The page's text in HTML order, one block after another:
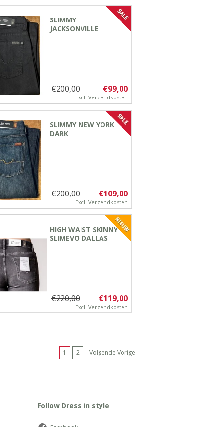
SLIMMY
JACKSONVILLE
€99,00
€200,00
Excl. Verzendkosten
SLIMMY NEW YORK
DARK
€109,00
€200,00
Excl. Verzendkosten
HIGH WAIST SKINNY
SLIMEVO DALLAS
€119,00
€220,00
Excl. Verzendkosten
1 2 Volgende Vorige
Follow Dress in style